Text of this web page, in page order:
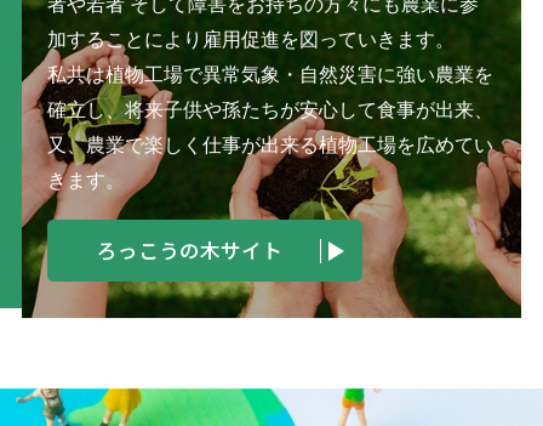
加することにより雇用促進を図っていきます。
私共は植物工場で異常気象・自然災害に強い農業を
確立し、将来子供や孫たちが安心して食事が出来、
又、農業で楽しく仕事が出来る植物工場を広めてい
きます。
ろっこうの木サイト